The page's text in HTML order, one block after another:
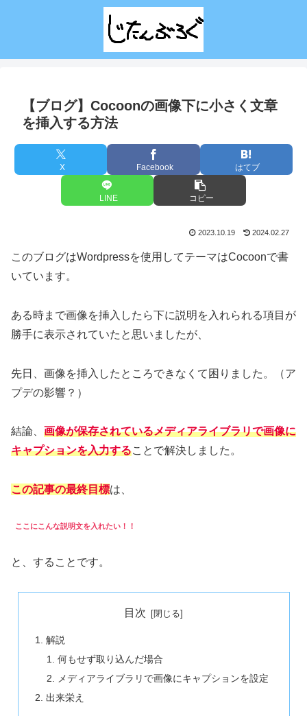
【ブログ】Cocoonの画像下に小さく文章
を挿入する方法
X Facebook はてブ
LINE コピー
2023.10.19 2024.02.27
このブログはWordpressを使用してテーマはCocoonで書
いています。
ある時まで画像を挿入したら下に説明を入れられる項目が
勝手に表示されていたと思いましたが、
先日、画像を挿入したところできなくて困りました。（ア
プデの影響？）
結論、 画像が保存されているメディアライブラリで画像に
キャプションを入力することで解決しました。
この記事の最終目標は、
ここにこんな説明文を入れたい！！
と、することです。
目次
解説
何もせず取り込んだ場合
メディアライブラリで画像にキャプションを設定
出来栄え